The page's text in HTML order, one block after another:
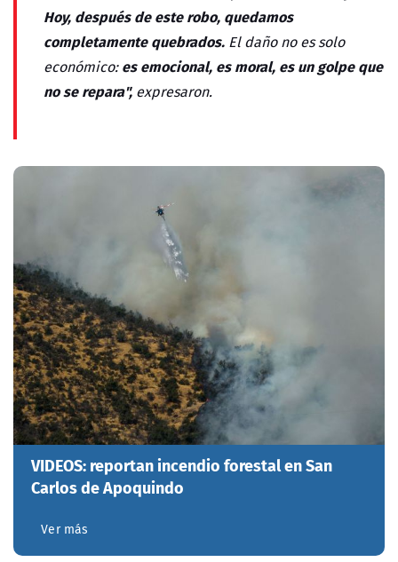
Hoy, después de este robo, quedamos
completamente quebrados. El daño no es solo
económico:es emocional, es moral, es un golpe que
no se repara", expresaron.
VIDEOS: reportan incendio forestal en San
Carlos de Apoquindo
Ver más